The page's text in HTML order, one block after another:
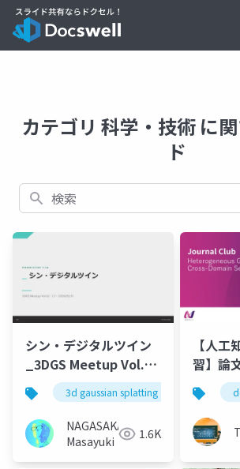
カテゴリ 科学・技術 に
ド
検索
シン・デジタルツイン
_3DGS Meetup Vol.2
LT
3d gaussian splatting
NAGASAKA
Masayuki
1.6K
【人工
習】論
Graph